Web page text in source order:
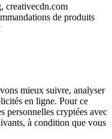
creativecdn.com
de produits
mieux suivre, analyser
en ligne. Pour ce
personnelles cryptées avec
à condition que vous